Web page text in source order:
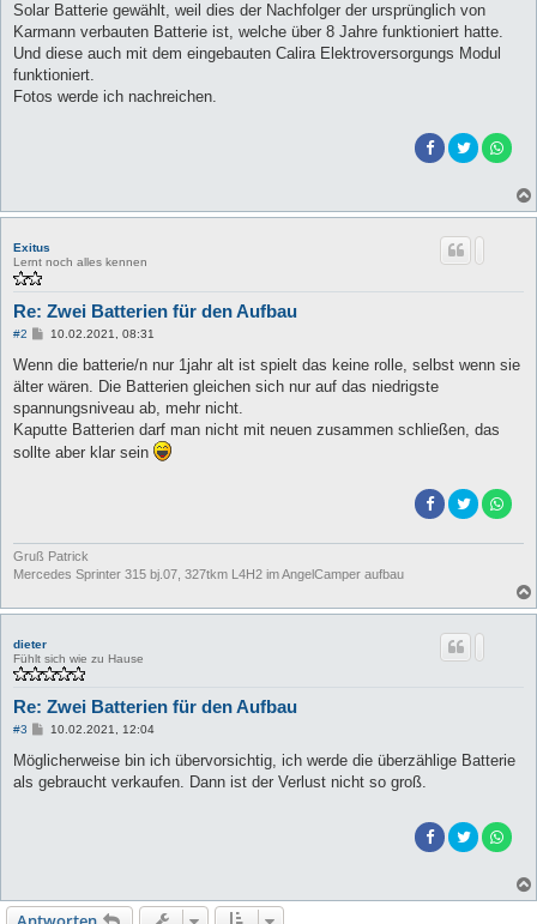
Solar Batterie gewählt, weil dies der Nachfolger der ursprünglich von
Karmann verbauten Batterie ist, welche über 8 Jahre funktioniert hatte.
Und diese auch mit dem eingebauten Calira Elektroversorgungs Modul
funktioniert.
Fotos werde ich nachreichen.
Exitus
Lernt noch alles kennen
Re: Zwei Batterien für den Aufbau
#2
B
i
r
a
10.02.2021, 08:31
Wenn die batterie/n nur 1jahr alt ist spielt das keine rolle, selbst wenn sie
älter wären. Die Batterien gleichen sich nur auf das niedrigste
spannungsniveau ab, mehr nicht.
Kaputte Batterien darf man nicht mit neuen zusammen schließen, das
sollte aber klar sein
Gruß Patrick
Mercedes Sprinter 315 bj.07, 327tkm L4H2 im AngelCamper aufbau
dieter
Fühlt sich wie zu Hause
Re: Zwei Batterien für den Aufbau
#3
B
i
r
10.02.2021, 12:04
Möglicherweise bin ich übervorsichtig, ich werde die überzählige Batterie
als gebraucht verkaufen. Dann ist der Verlust nicht so groß.